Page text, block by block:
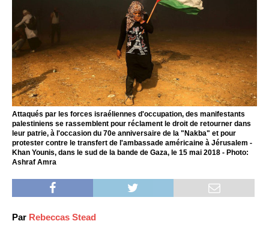
Attaqués par les forces israéliennes d'occupation, des manifestants
palestiniens se rassemblent pour réclament le droit de retourner dans
leur patrie, à l'occasion du 70e anniversaire de la "Nakba" et pour
protester contre le transfert de l'ambassade américaine à Jérusalem -
Khan Younis, dans le sud de la bande de Gaza, le 15 mai 2018 - Photo:
Ashraf Amra
Par Rebeccas Stead